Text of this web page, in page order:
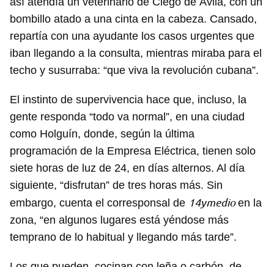
bombillo atado a una cinta en la cabeza. Cansado,
repartía con una ayudante los casos urgentes que
iban llegando a la consulta, mientras miraba para el
techo y susurraba: “que viva la revolución cubana”.
El instinto de supervivencia hace que, incluso, la
gente responda “todo va normal”, en una ciudad
como Holguín, donde, según la última
programación de la Empresa Eléctrica, tienen solo
siete horas de luz de 24, en días alternos. Al día
siguiente, “disfrutan” de tres horas más. Sin
embargo, cuenta el corresponsal de 14ymedioen la
zona, “en algunos lugares está yéndose más
temprano de lo habitual y llegando más tarde”.